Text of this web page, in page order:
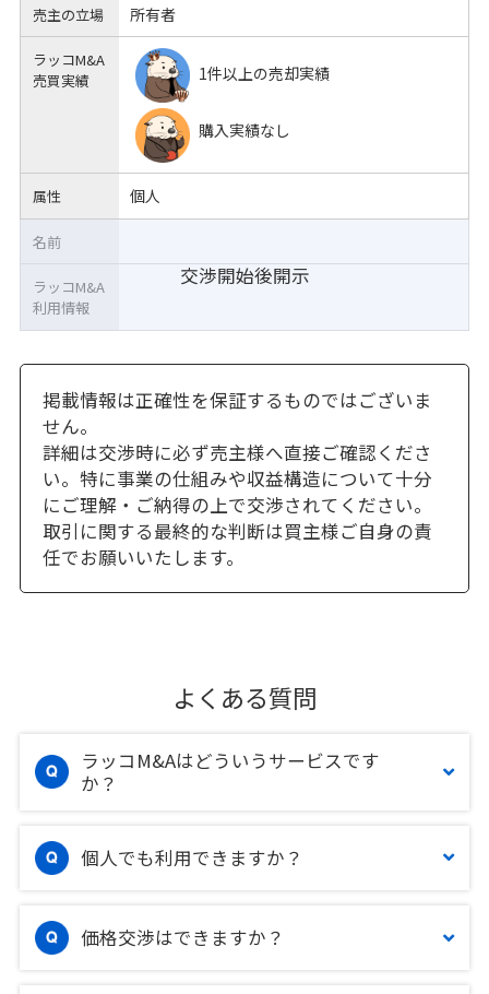
売主の立場 所有者
ラッコM&A
売買実績
1件以上の売却実績
購入実績なし
属性 個人
交渉開始後開示
名前
ラッコM&A
利用情報
掲載情報は正確性を保証するものではございま
せん。
詳細は交渉時に必ず売主様へ直接ご確認くださ
い。特に事業の仕組みや収益構造について十分
にご理解・ご納得の上で交渉されてください。
取引に関する最終的な判断は買主様ご自身の責
任でお願いいたします。
よくある質問
ラッコM&Aはどういうサービスです
か？
個人でも利用できますか？
価格交渉はできますか？